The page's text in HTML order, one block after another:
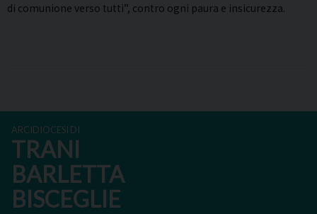
di comunione verso tutti”, contro ogni paura e insicurezza.
ARCIDIOCESI DI
TRANI
BARLETTA
BISCEGLIE